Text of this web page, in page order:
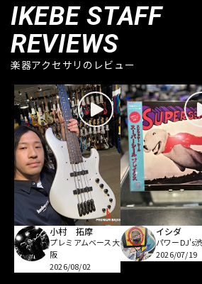
IKEBE STAFF
REVIEWS
楽器アクセサリのレビュー
小村 拓摩
プレミアムベース大
阪
2026/08/02
イシダ
パワーDJ's
2026/07/19